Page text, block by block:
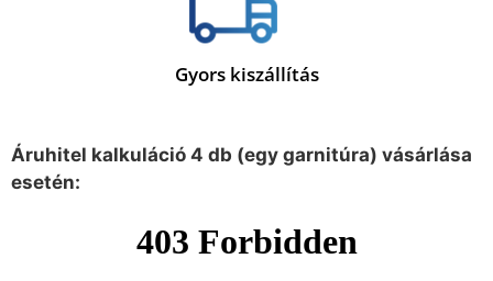
Gyors kiszállítás
Áruhitel kalkuláció 4 db (egy garnitúra) vásárlása
esetén: